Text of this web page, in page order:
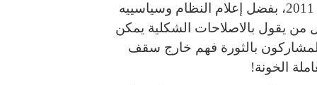
شاعَ استخدامُ مصطلح «سقف الوطن» في سوريا بعد الثورة 2011، بفضل إعلام النظام وسياسييه
يقول بالاصلاحات الشكلية يمكن
بالثورة فهم خارج سقف
الخونة!